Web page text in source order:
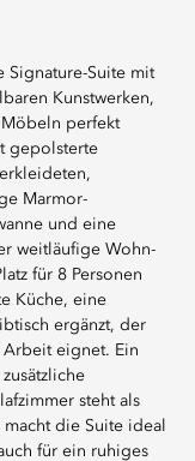
Signature-Suite mit
Kunstwerken,
perfekt
gepolsterte
Marmor-
und eine
weitläufige Wohn-
für 8 Personen
Küche, eine
ergänzt, der
eignet. Ein
steht als
die Suite ideal
für ein ruhiges